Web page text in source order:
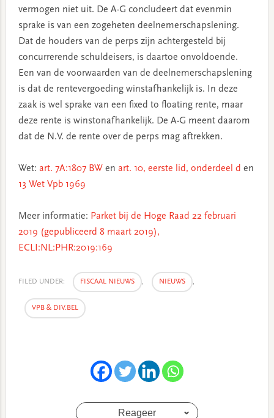
vermogen niet uit. De A-G concludeert dat evenmin
sprake is van een zogeheten deelnemerschapslening.
Dat de houders van de perps zijn achtergesteld bij
concurrerende schuldeisers, is daartoe onvoldoende.
Een van de voorwaarden van de deelnemerschapslening
is dat de rentevergoeding winstafhankelijk is. In deze
zaak is wel sprake van een fixed to floating rente, maar
deze rente is winstonafhankelijk. De A-G meent daarom
dat de N.V. de rente over de perps mag aftrekken.
Wet: art. 7A:1807 BWen art. 10, eerste lid, onderdeel d en
13 Wet Vpb 1969
Meer informatie: Parket bij de Hoge Raad 22 februari
2019 (gepubliceerd 8 maart 2019),
ECLI:NL:PHR:2019:169
FILED UNDER: FISCAAL NIEUWS , NIEUWS ,
VPB & DIV.BEL
Reageer